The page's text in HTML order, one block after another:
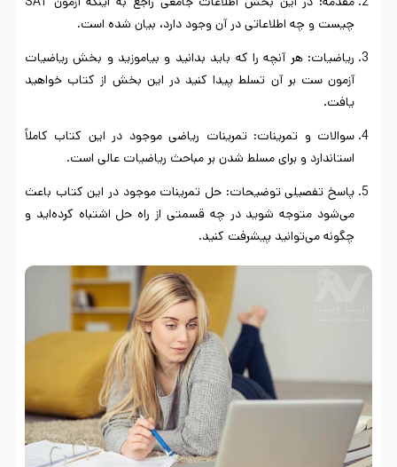
چیست و چه اطلاعاتی در آن وجود دارد، بیان شده است.
ریاضیات: هر آنچه را که باید بدانید و بیاموزید و بخش ریاضیات
آزمون ست بر آن تسلط پیدا کنید در این بخش از کتاب خواهید
یافت.
سوالات و تمرینات: تمرینات ریاضی موجود در این کتاب کاملاً
استاندارد و برای مسلط شدن بر مباحث ریاضیات عالی است.
پاسخ تفصیلی توضیحات: حل تمرینات موجود در این کتاب باعث
می‌شود متوجه شوید در چه قسمتی از راه حل اشتباه کرده‌اید و
چگونه می‌توانید پیشرفت کنید.